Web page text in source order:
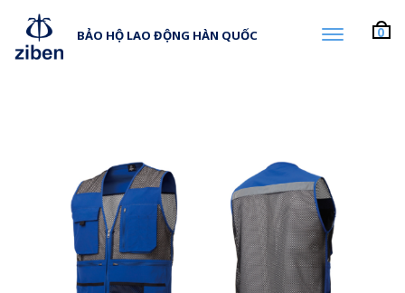
BẢO HỘ LAO ĐỘNG HÀN QUỐC 0